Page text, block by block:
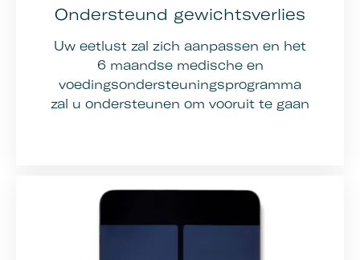
Ondersteund gewichtsverlies
Uw eetlust zal zich aanpassen en het
6 maandse medische en
voedingsondersteuningsprogramma
zal u ondersteunen om vooruit te gaan